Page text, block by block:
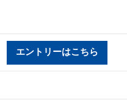
エントリーはこちら